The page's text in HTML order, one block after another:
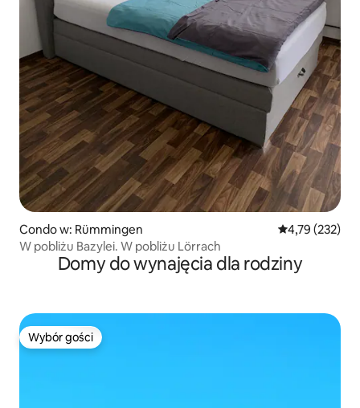
Condo w: Rümmingen Średnia
4,79 (232)
W pobliżu Bazylei. W pobliżu Lörrach
Domy do wynajęcia dla rodziny
Wybór gości
Wybór gości